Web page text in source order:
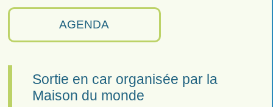
AGENDA
Sortie en car organisée par la
Maison du monde